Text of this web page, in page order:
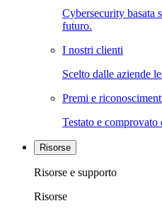
Cybersecurity basata
futuro.
I nostri clienti
Scelto dalle aziende
Premi e
Testato e comprovato
Risorse
Risorse e supporto
Risorse